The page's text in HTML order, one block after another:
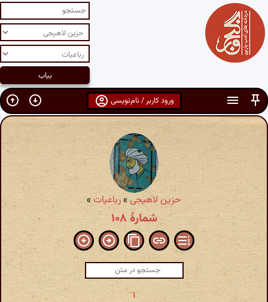
ورود کاربر / نام‌نویسی
حزین لاهیجی»رباعیات»
شمارهٔ ۱۰۸